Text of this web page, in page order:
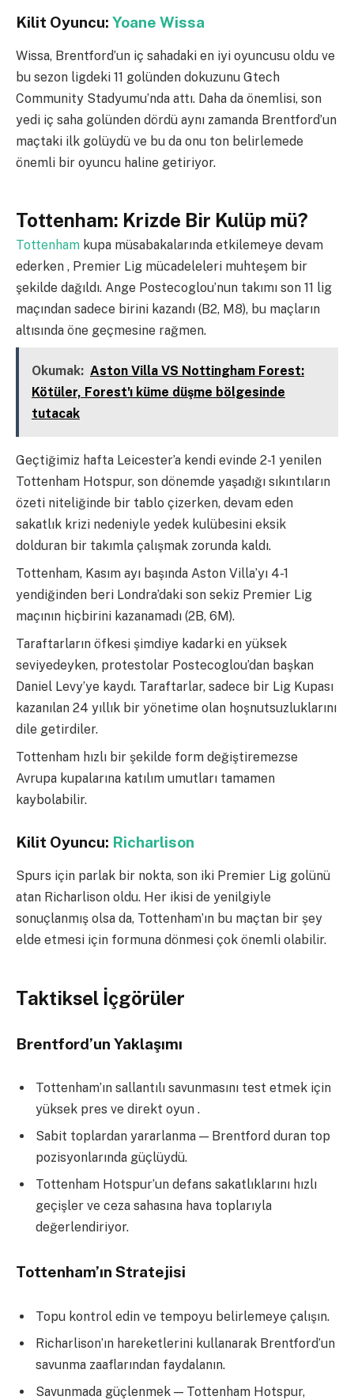
Kilit Oyuncu: Yoane Wissa
Wissa, Brentford’un iç sahadaki en iyi oyuncusu oldu ve
bu sezon ligdeki 11 golünden dokuzunu Gtech
Community Stadyumu’nda attı. Daha da önemlisi, son
yedi iç saha golünden dördü aynı zamanda Brentford’un
maçtaki ilk golüydü ve bu da onu ton belirlemede
önemli bir oyuncu haline getiriyor.
Tottenham: Krizde Bir Kulüp mü?
Tottenham kupa müsabakalarında etkilemeye devam
ederken , Premier Lig mücadeleleri muhteşem bir
şekilde dağıldı. Ange Postecoglou’nun takımı son 11 lig
maçından sadece birini kazandı (B2, M8), bu maçların
altısında öne geçmesine rağmen.
Okumak: Aston Villa VS Nottingham Forest:
Kötüler, Forest'ı küme düşme bölgesinde
tutacak
Geçtiğimiz hafta Leicester’a kendi evinde 2-1 yenilen
Tottenham Hotspur, son dönemde yaşadığı sıkıntıların
özeti niteliğinde bir tablo çizerken, devam eden
sakatlık krizi nedeniyle yedek kulübesini eksik
dolduran bir takımla çalışmak zorunda kaldı.
Tottenham, Kasım ayı başında Aston Villa’yı 4-1
yendiğinden beri Londra’daki son sekiz Premier Lig
maçının hiçbirini kazanamadı (2B, 6M).
Taraftarların öfkesi şimdiye kadarki en yüksek
seviyedeyken, protestolar Postecoglou’dan başkan
Daniel Levy’ye kaydı. Taraftarlar, sadece bir Lig Kupası
kazanılan 24 yıllık bir yönetime olan hoşnutsuzluklarını
dile getirdiler.
Tottenham hızlı bir şekilde form değiştiremezse
Avrupa kupalarına katılım umutları tamamen
kaybolabilir.
Kilit Oyuncu: Richarlison
Spurs için parlak bir nokta, son iki Premier Lig golünü
atan Richarlison oldu. Her ikisi de yenilgiyle
sonuçlanmış olsa da, Tottenham’ın bu maçtan bir şey
elde etmesi için formuna dönmesi çok önemli olabilir.
Taktiksel İçgörüler
Brentford’un Yaklaşımı
Tottenham’ın sallantılı savunmasını test etmek için
yüksek pres ve direkt oyun .
Sabit toplardan yararlanma — Brentford duran top
pozisyonlarında güçlüydü.
Tottenham Hotspur’un defans sakatlıklarını hızlı
geçişler ve ceza sahasına hava toplarıyla
değerlendiriyor.
Tottenham’ın Stratejisi
Topu kontrol edin ve tempoyu belirlemeye çalışın.
Richarlison’ın hareketlerini kullanarak Brentford’un
savunma zaaflarından faydalanın.
Savunmada güçlenmek — Tottenham Hotspur,